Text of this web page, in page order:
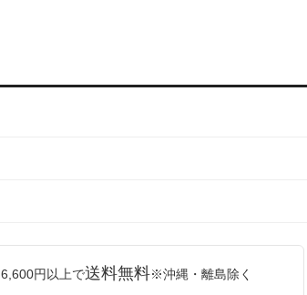
6,600円以上で送料無料※沖縄・離島除く